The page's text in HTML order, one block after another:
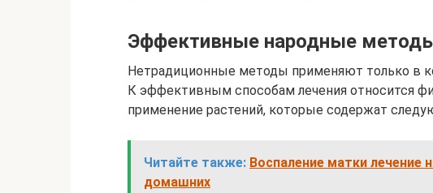
Эффективные народные
Нетрадиционные методы применяют только в
К эффективным способам лечения относится
применение растений, которые содержат
Читайте также: Воспаление матки лечение
домашних